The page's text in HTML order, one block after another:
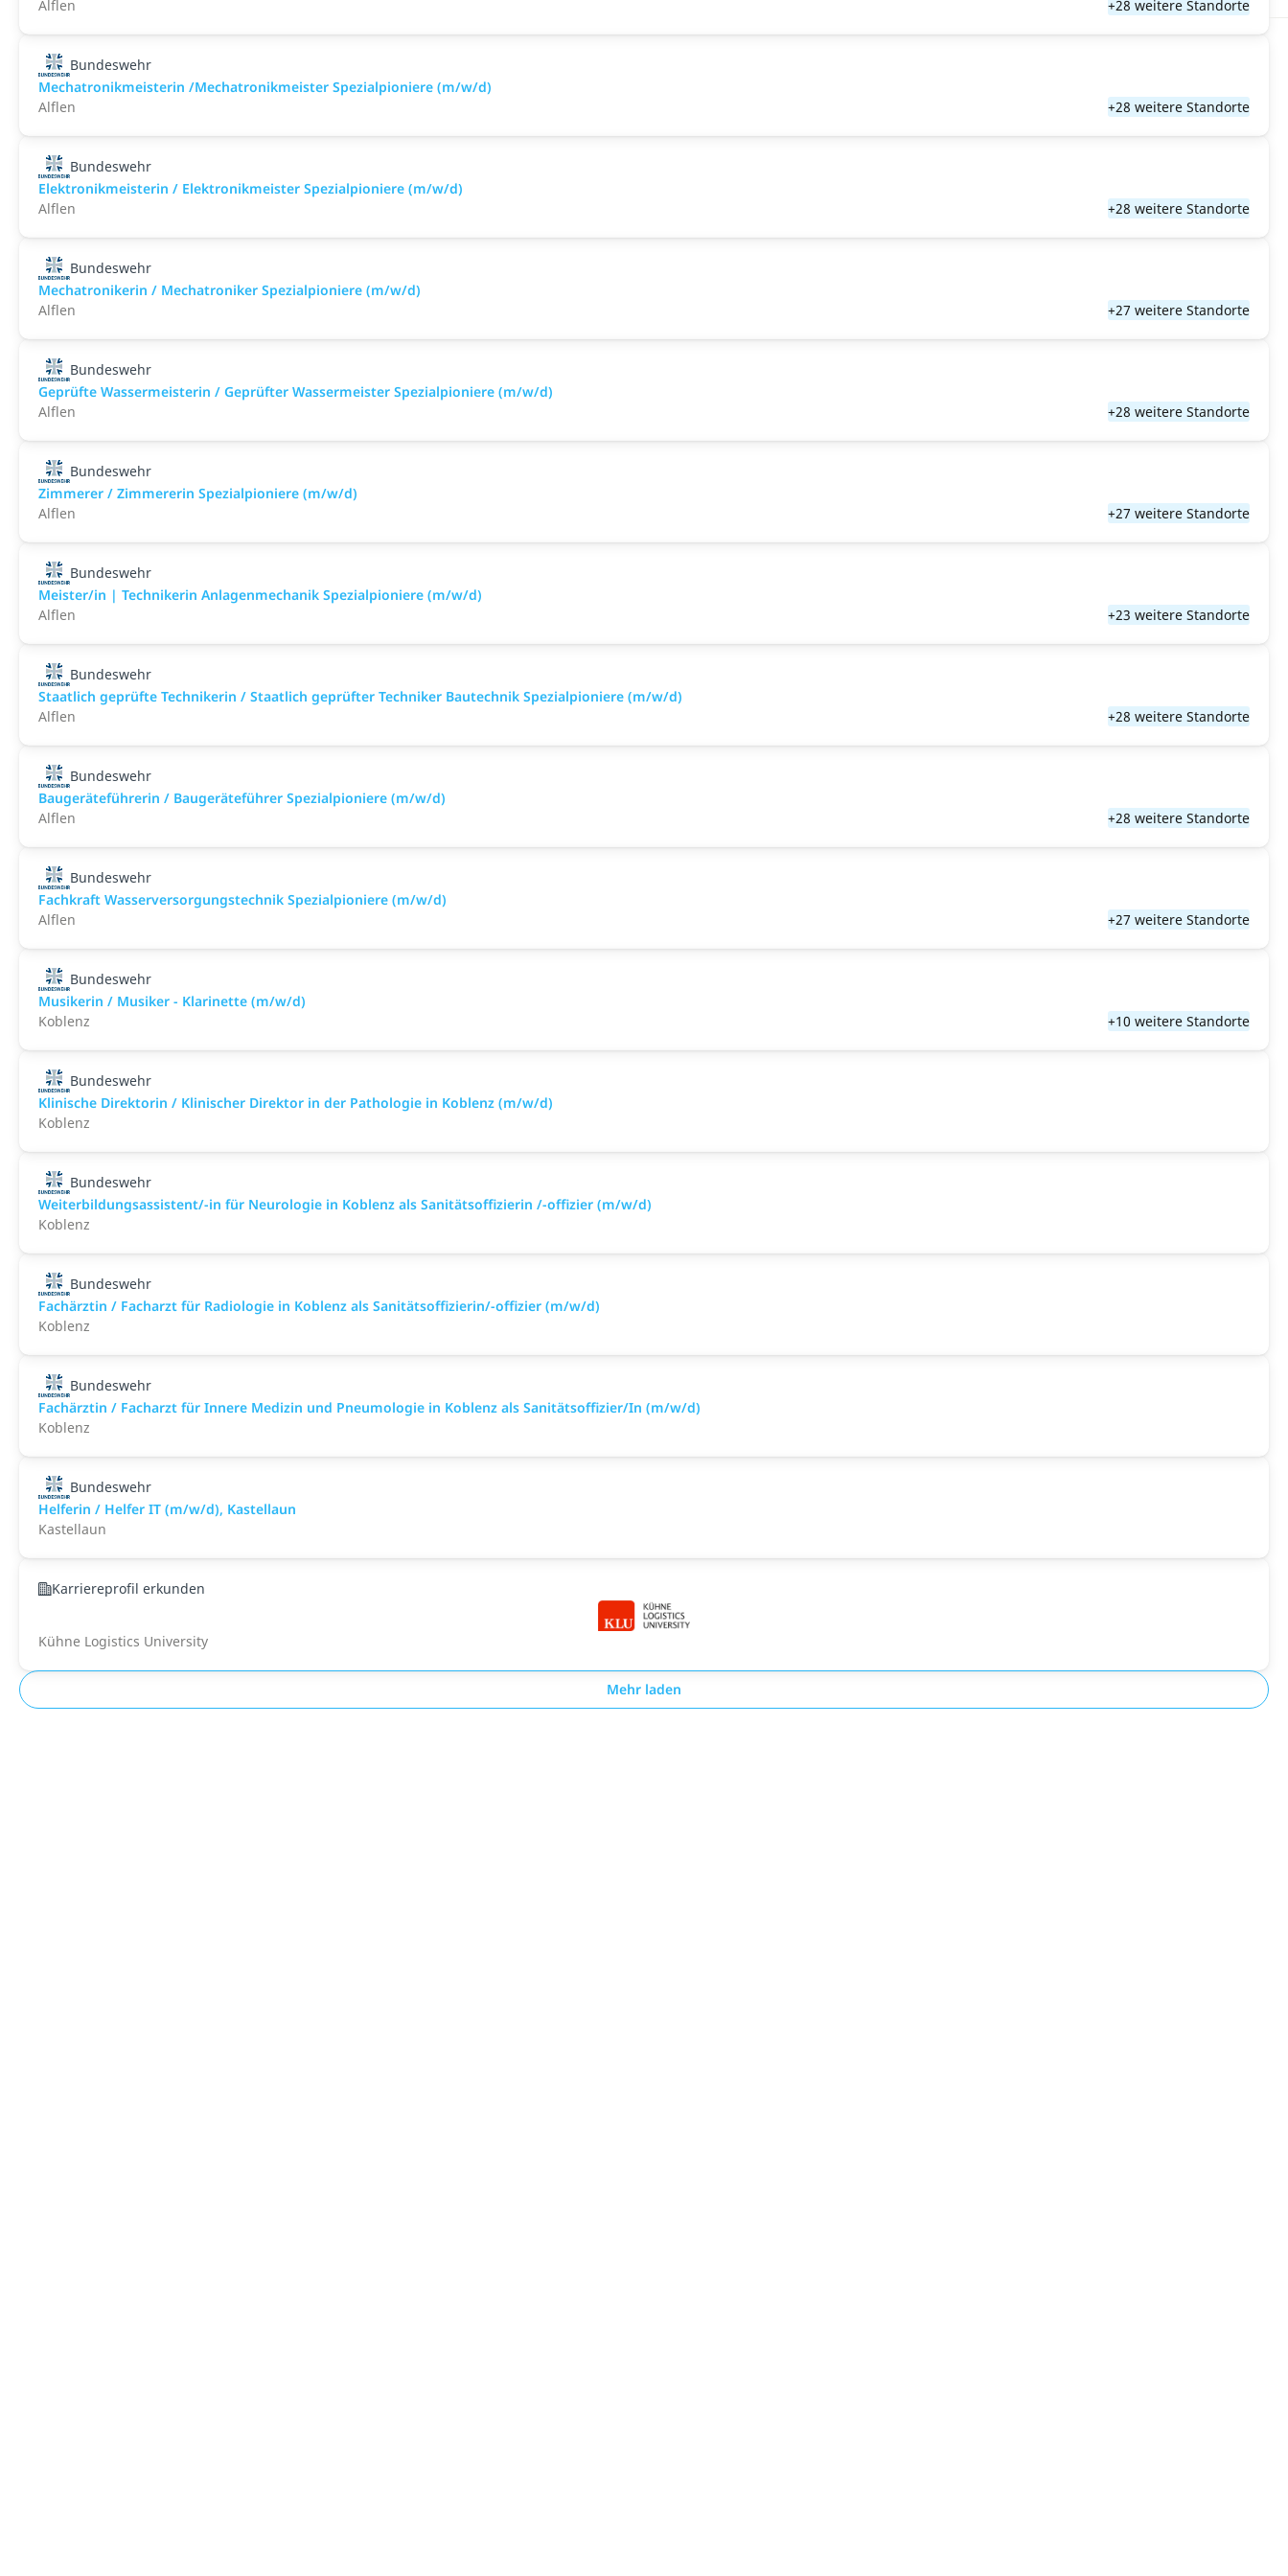
Alflen
+28 weitere Standorte
Bundeswehr
Mechatronikmeisterin /Mechatronikmeister Spezialpioniere (m/w/d)
Alflen
+28 weitere Standorte
Bundeswehr
Elektronikmeisterin / Elektronikmeister Spezialpioniere (m/w/d)
Alflen
+28 weitere Standorte
Bundeswehr
Mechatronikerin / Mechatroniker Spezialpioniere (m/w/d)
Alflen
+27 weitere Standorte
Bundeswehr
Geprüfte Wassermeisterin / Geprüfter Wassermeister Spezialpioniere (m/w/d)
Alflen
+28 weitere Standorte
Bundeswehr
Zimmerer / Zimmererin Spezialpioniere (m/w/d)
Alflen
+27 weitere Standorte
Bundeswehr
Meister/in | Technikerin Anlagenmechanik Spezialpioniere (m/w/d)
Alflen
+23 weitere Standorte
Bundeswehr
Staatlich geprüfte Technikerin / Staatlich geprüfter Techniker Bautechnik Spezialpioniere (m/w/d)
Alflen
+28 weitere Standorte
Bundeswehr
Baugeräteführerin / Baugeräteführer Spezialpioniere (m/w/d)
Alflen
+28 weitere Standorte
Bundeswehr
Fachkraft Wasserversorgungstechnik Spezialpioniere (m/w/d)
Alflen
+27 weitere Standorte
Bundeswehr
Musikerin / Musiker - Klarinette (m/w/d)
Koblenz
+10 weitere Standorte
Bundeswehr
Klinische Direktorin / Klinischer Direktor in der Pathologie in Koblenz (m/w/d)
Koblenz
Bundeswehr
Weiterbildungsassistent/-in für Neurologie in Koblenz als Sanitätsoffizierin /-offizier (m/w/d)
Koblenz
Bundeswehr
Fachärztin / Facharzt für Radiologie in Koblenz als Sanitätsoffizierin/-offizier (m/w/d)
Koblenz
Bundeswehr
Fachärztin / Facharzt für Innere Medizin und Pneumologie in Koblenz als Sanitätsoffizier/In (m/w/d)
Koblenz
Bundeswehr
Helferin / Helfer IT (m/w/d), Kastellaun
Kastellaun
Karriereprofil erkunden
Kühne Logistics University
Mehr laden